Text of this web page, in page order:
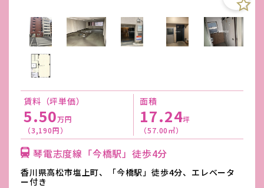
賃料（坪単価）
5.50万円
（3,190円）
面積
17.24坪
（57.00㎡）
琴電志度線「今橋駅」徒歩4分
香川県高松市塩上町、「今橋駅」徒歩4分、エレベータ
ー付き